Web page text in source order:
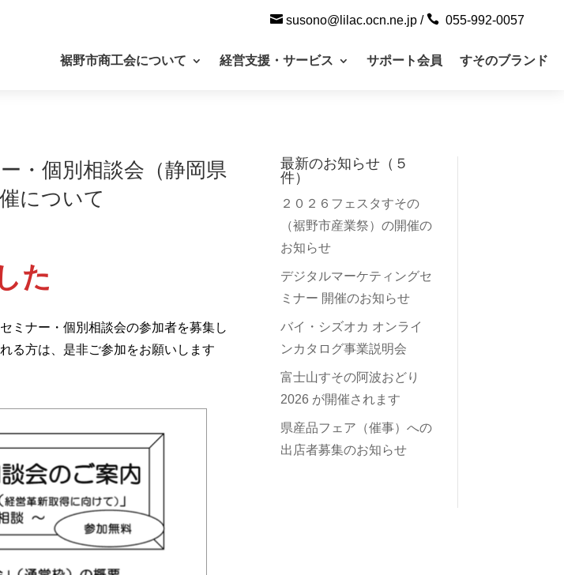
 susono@lilac.ocn.ne.jp /055-992-0057
裾野市商工会について 経営支援・サービス サポート会員 すそのブランド
・個別相談会（静岡県
について
た
ミナー・個別相談会の参加者を募集し
る方は、是非ご参加をお願いします
最新のお知らせ（５
件）
２０２６フェスタすその
（裾野市産業祭）の開催の
お知らせ
デジタルマーケティングセ
ミナー 開催のお知らせ
バイ・シズオカ オンライ
ンカタログ事業説明会
富士山すその阿波おどり
2026 が開催されます
県産品フェア（催事）への
出店者募集のお知らせ